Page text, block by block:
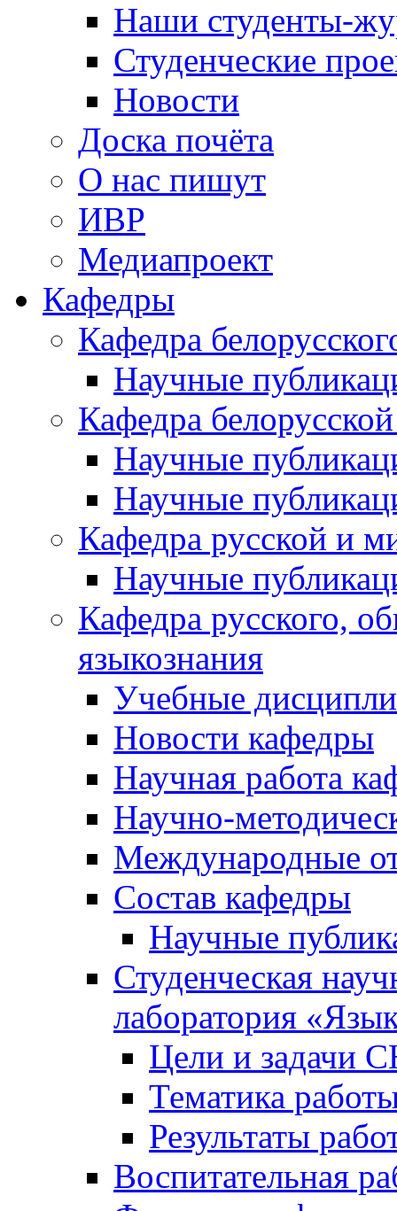
Наши студенты-
Студенческие
Новости
Доска почёта
О нас пишут
ИВР
Медиапроект
Кафедры
Кафедра
Научные
Кафедра
Научные
Научные
Кафедра русской и
Научные
Кафедра русского,
языкознания
Учебные
Новости кафедры
Научная работа
Научно-
Международные
Состав кафедры
Научные
Студенческая
лаборатория
Цели и задачи
Тематика
Результаты
Воспитательная